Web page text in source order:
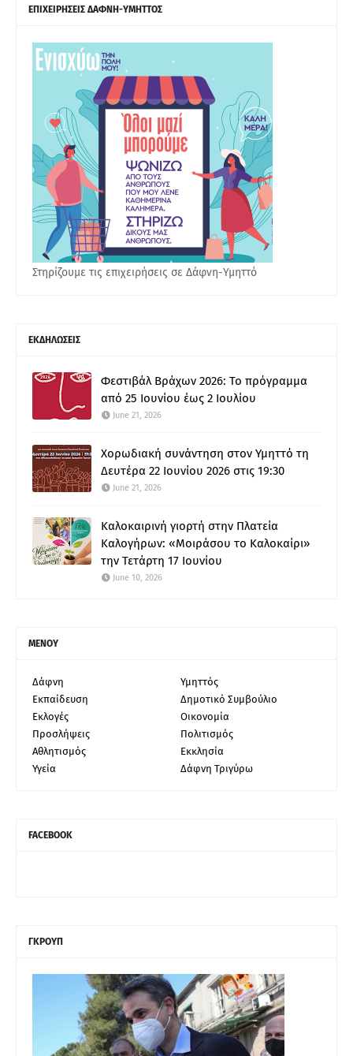
ΕΠΙΧΕΙΡΗΣΕΙΣ ΔΑΦΝΗ-ΥΜΗΤΤΟΣ
Στηρίζουμε τις επιχειρήσεις σε Δάφνη-Υμηττό
ΕΚΔΗΛΩΣΕΙΣ
Φεστιβάλ Βράχων 2026: Το πρόγραμμα
από 25 Ιουνίου έως 2 Ιουλίου
June 21, 2026
Χορωδιακή συνάντηση στον Υμηττό τη
Δευτέρα 22 Ιουνίου 2026 στις 19:30
June 21, 2026
Καλοκαιρινή γιορτή στην Πλατεία
Καλογήρων: «Μοιράσου το Καλοκαίρι»
την Τετάρτη 17 Ιουνίου
June 10, 2026
ΜΕΝΟΥ
Δάφνη
Υμηττός
Εκπαίδευση
Δημοτικό Συμβούλιο
Εκλογές
Οικονομία
Προσλήψεις
Πολιτισμός
Αθλητισμός
Εκκλησία
Υγεία
Δάφνη Τριγύρω
FACEBOOK
ΓΚΡΟΥΠ